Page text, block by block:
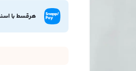
هرقسط با اسنپ‌پی